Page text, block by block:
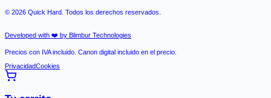
© 2026 Quick Hard. Todos los derechos reservados.
Developed with ❤️ by Blimbur Technologies
Precios con IVA incluido. Canon digital incluido en el precio.
PrivacidadCookies